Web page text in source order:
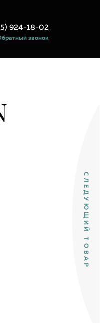
924-18-02
звонок
СЛЕДУЮЩИЙ ТОВАР